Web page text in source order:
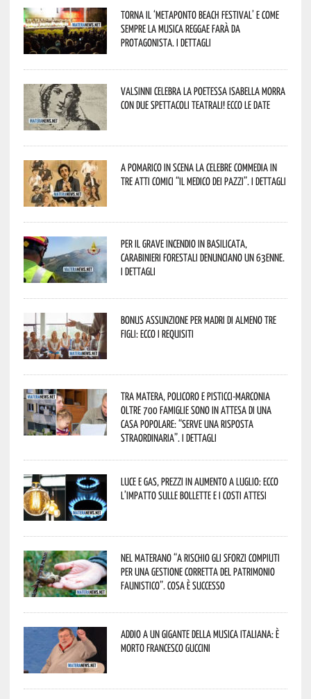
Torna il ‘Metaponto beach festival’ e come
sempre la musica reggae farà da
protagonista. I dettagli
Valsinni celebra la poetessa Isabella Morra
con due spettacoli teatrali! Ecco le date
A Pomarico in scena la celebre commedia in
tre atti comici “Il medico dei pazzi”. I dettagli
Per il grave incendio in Basilicata,
Carabinieri forestali denunciano un 63enne.
I dettagli
Bonus assunzione per madri di almeno tre
figli: ecco i requisiti
Tra Matera, Policoro e Pisticci-Marconia
oltre 700 famiglie sono in attesa di una
casa popolare: “serve una risposta
straordinaria”. I dettagli
Luce e gas, prezzi in aumento a luglio: ecco
l’impatto sulle bollette e i costi attesi
Nel materano “a rischio gli sforzi compiuti
per una gestione corretta del patrimonio
faunistico”. Cosa è successo
Addio a un gigante della musica italiana: è
morto Francesco Guccini